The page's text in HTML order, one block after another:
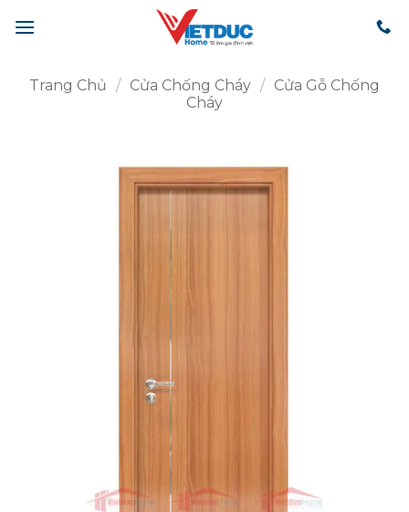
qua
dungTrang Chủ / Cửa Chống Cháy / Cửa Gỗ Chống
Cháy